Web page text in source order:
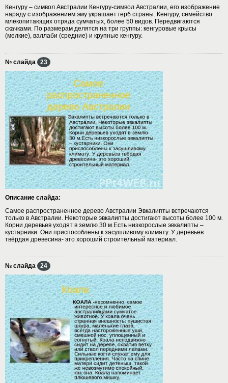
Кенгуру – символ Австралии Кенгуру-символ Австралии, его изображение
наряду с изображением эму украшает герб страны. Кенгуру, семейство
млекопитающих отряда сумчатых, более 50 видов. Передвигаются
скачками. По размерам делятся на три группы: кенгуровые крысы
(мелкие), валлаби (средние) и крупные кенгуру.
№ слайда 23
Описание слайда:
Самое распространенное дерево Австралии Эвкалипты встречаются
только в Австралии. Некоторые эвкалипты достигают высоты более 100 м.
Корни деревьев уходят в землю 30 м.Есть низкорослые эвкалипты –
кустарники. Они приспособлены к засушливому климату. У деревьев
твёрдая древесина- это хороший строительный материал.
№ слайда 24